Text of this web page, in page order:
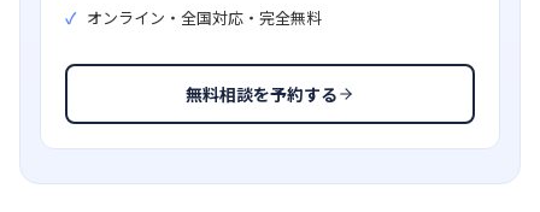
オンライン・全国対応・完全無料
無料相談を予約する